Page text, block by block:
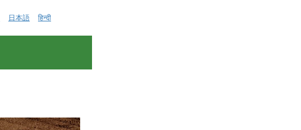
日本語 हिन्दी